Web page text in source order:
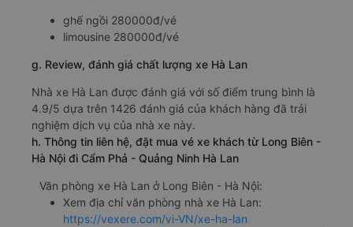
ghế ngồi 280000đ/vé
limousine 280000đ/vé
g. Review, đánh giá chất lượng xe Hà Lan
Nhà xe Hà Lan được đánh giá với số điểm trung bình là
4.9/5 dựa trên 1426 đánh giá của khách hàng đã trải
nghiệm dịch vụ của nhà xe này.
h. Thông tin liên hệ, đặt mua vé xe khách từ Long Biên -
Hà Nội đi Cẩm Phả - Quảng Ninh Hà Lan
Văn phòng xe Hà Lan ở Long Biên - Hà Nội:
Xem địa chỉ văn phòng nhà xe Hà Lan:
https://vexere.com/vi-VN/xe-ha-lan